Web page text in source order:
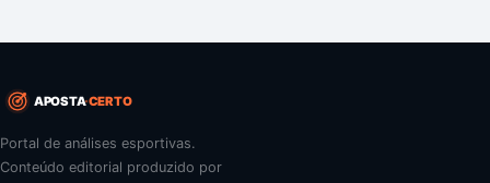
APOSTACERTO
Portal de análises esportivas.
Conteúdo editorial produzido por